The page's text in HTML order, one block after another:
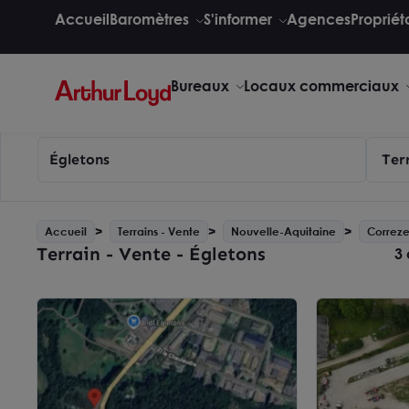
AccueilBaromètres S'informer Agences
Bureaux Locaux commerciaux
Égletons
Accueil Terrains - Vente Nouvelle-Aquitaine
Terrain - Vente - Égletons 3